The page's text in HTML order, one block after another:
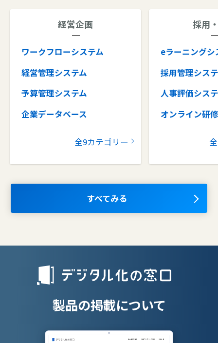
経営企画
ワークフローシステム
経営管理システム
予算管理システム
企業データベース
全9カテゴリー
採用
eラーニングシ
採用管理シス
人事評価シス
オンライン研
ム
離職防止ツー
授業支援シス
すべてみる
製品の掲載について